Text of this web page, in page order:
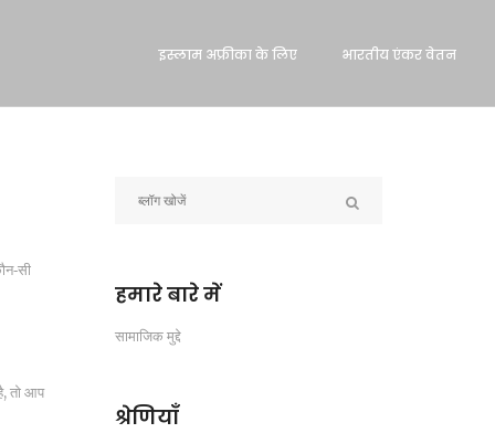
इस्लाम अफ्रीका के लिए भारतीय एंकर वेतन
तो आप
हमारे बारे में
सामाजिक मुद्दे
श्रेणियाँ